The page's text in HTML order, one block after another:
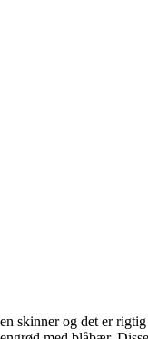
skinner og det er